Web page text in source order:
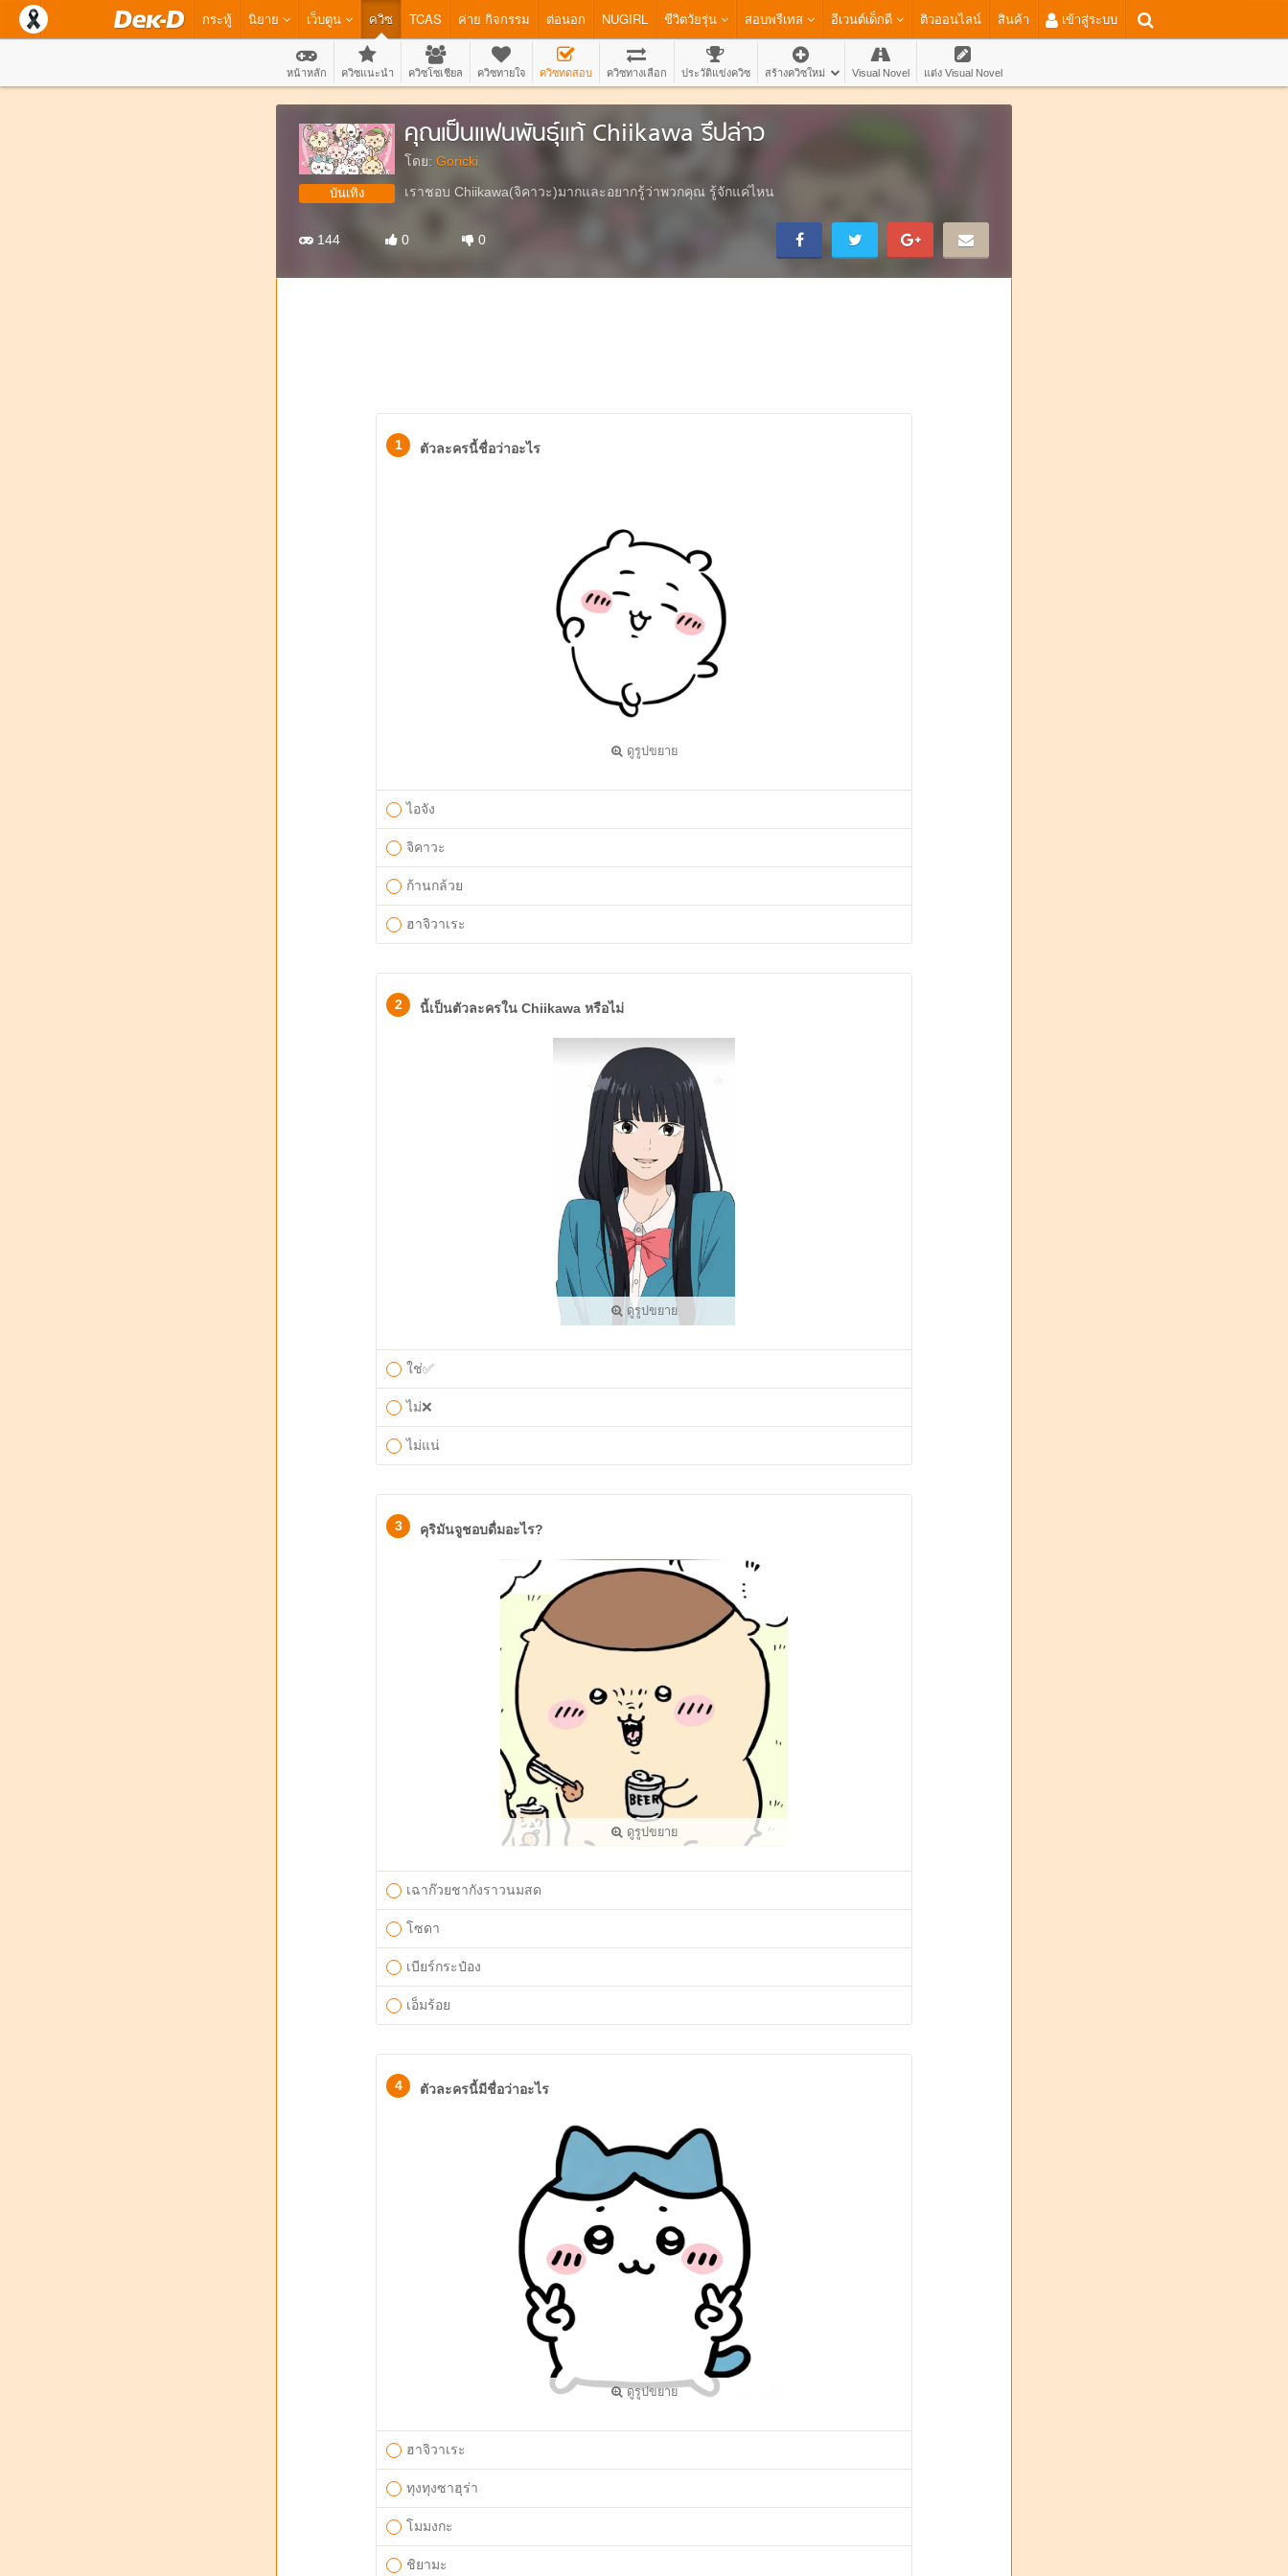
กระทู้ นิยาย เว็บตูน ควิซ TCAS ค่าย กิจกรรม ต่อนอก NUGIRL ชีวิตวัยรุ่น สอบพรีเทส อีเวนต์เด็กดี ติวออนไลน์ สินค้า เข้าสู่ระบบ
หน้าหลัก ควิซแนะนำ ควิซโซเชียล ควิซทายใจ ควิซทดสอบ ควิซทางเลือก ประวัติแข่งควิซ สร้างควิซใหม่ Visual Novel แต่ง Visual Novel
บันเทิง
คุณเป็นแฟนพันธุ์แท้ Chiikawa รึปล่าว
โดย: Goricki
เราชอบ Chiikawa(จิคาวะ)มากและอยากรู้ว่าพวกคุณ รู้จักแค่ไหน
144 0 0
1 ตัวละครนี้ชื่อว่าอะไร
ดูรูปขยาย
ไอจัง
จิคาวะ
ก้านกล้วย
ฮาจิวาเระ
2 นี้เป็นตัวละครใน Chiikawa หรือไม่
ดูรูปขยาย
ใช่✅
ไม่❌
ไม่แน่
3 คุริมันจูชอบดื่มอะไร?
ดูรูปขยาย
เฉาก๊วยชากังราวนมสด
โซดา
เบียร์กระป๋อง
เอ็มร้อย
4 ตัวละครนี้มีชื่อว่าอะไร
ดูรูปขยาย
ฮาจิวาเระ
ทุงทุงซาฮุร่า
โมมงกะ
ชิยามะ